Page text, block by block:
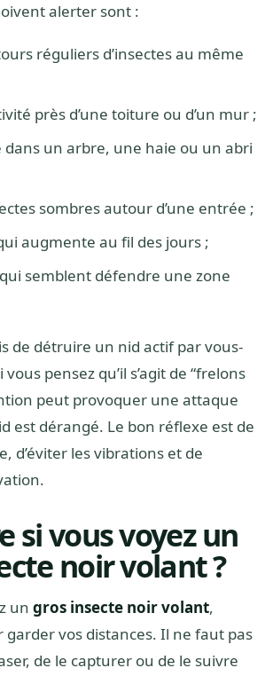
alerter sont :
réguliers d’insectes au même
près d’une toiture ou d’un mur ;
dans un arbre, une haie ou un abri
sombres autour d’une entrée ;
augmente au fil des jours ;
semblent défendre une zone
de détruire un nid actif par vous-
pensez qu’il s’agit de “frelons
peut provoquer une attaque
est dérangé. Le bon réflexe est de
d’éviter les vibrations et de
si vous voyez un
noir volant ?
un gros insecte noir volant,
garder vos distances. Il ne faut pas
de le capturer ou de le suivre